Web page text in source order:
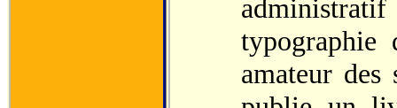
typographie
amateur